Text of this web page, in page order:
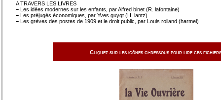
A TRAVERS LES LIVRES
– Les idées modernes sur les enfants, par Alfred binet (R. lafontaine)
– Les préjugés économiques, par Yves guyqt (H. lantz)
– Les grèves des postes de 1909 et le droit public, par Louis rolland (harmel)
Cliquez sur les icônes ci-dessous pour lire ces